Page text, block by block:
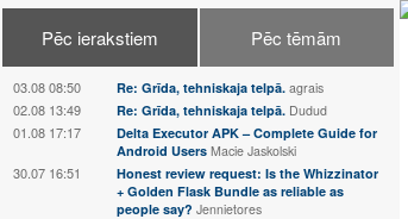
Pēc ierakstiem Pēc tēmām
03.08 08:50 Re: Grīda, tehniskaja telpā. agrais
02.08 13:49 Re: Grīda, tehniskaja telpā. Dudud
01.08 17:17
Delta Executor APK – Complete Guide for
Android Users Macie Jaskolski
30.07 16:51
Honest review request: Is the Whizzinator
+ Golden Flask Bundle as reliable as
people say? Jennietores